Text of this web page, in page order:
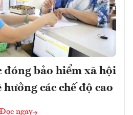
bảo hiểm xã hội
các chế độ cao
Đọc ngay